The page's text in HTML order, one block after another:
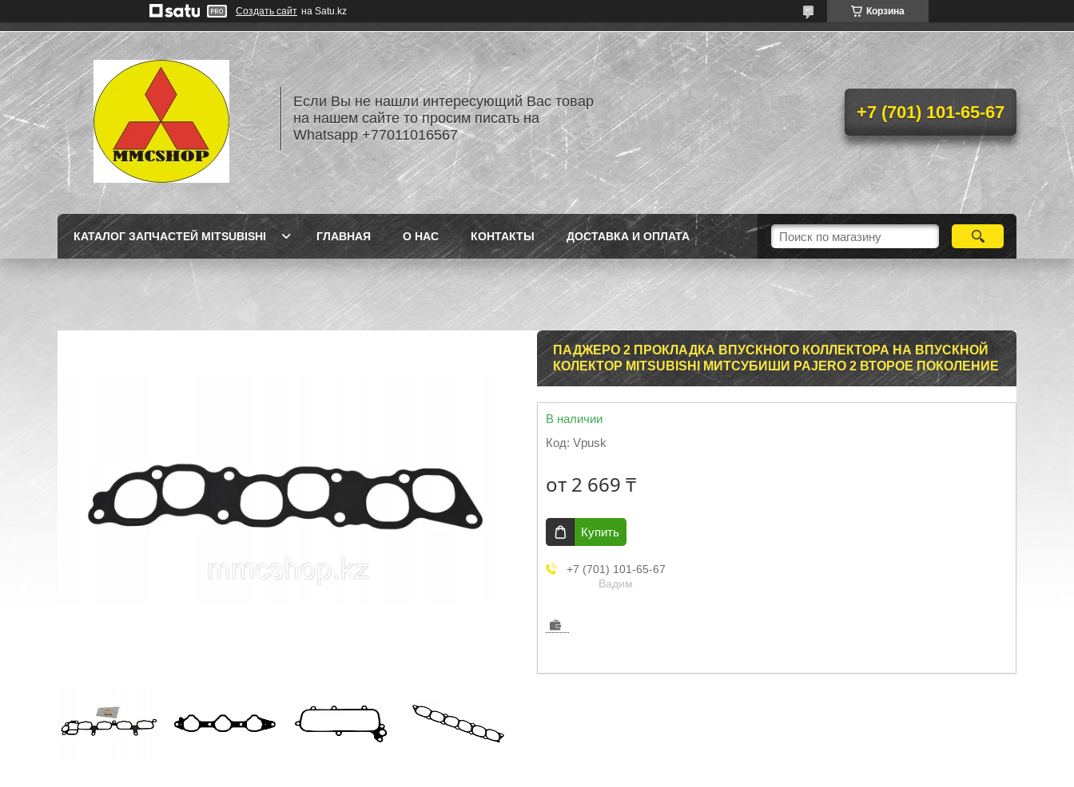
Создать сайт на Satu.kz Корзина
Если Вы не нашли интересующий Вас товар
на нашем сайте то просим писать на
Whatsapp +77011016567
+7 (701) 101-65-67
КАТАЛОГ ЗАПЧАСТЕЙ MITSUBISHI ГЛАВНАЯ О НАС КОНТАКТЫ ДОСТАВКА И ОПЛАТА
ПАДЖЕРО 2 ПРОКЛАДКА ВПУСКНОГО КОЛЛЕКТОРА НА ВПУСКНОЙ
КОЛЕКТОР MITSUBISHI МИТСУБИШИ PAJERO 2 ВТОРОЕ ПОКОЛЕНИЕ
В наличии
Код: Vpusk
от 2 669 ₸
Купить
+7 (701) 101-65-67
Вадим